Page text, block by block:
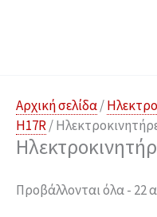
Αρχική σελίδα/
H17R/
Προβάλλονται όλα - 22